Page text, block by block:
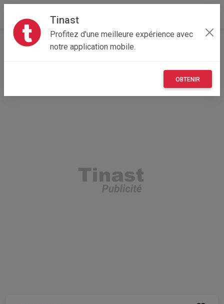
Tinast
Profitez d'une meilleure expérience avec
notre application mobile.
OBTENIR
Accueil Véhicules Nouvelle-Aquitaine